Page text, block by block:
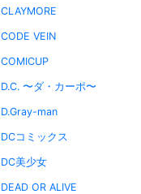
CLAYMORE
CODE VEIN
COMICUP
D.C. 〜ダ・カーポ〜
D.Gray-man
DCコミックス
DC美少女
DEAD OR ALIVE